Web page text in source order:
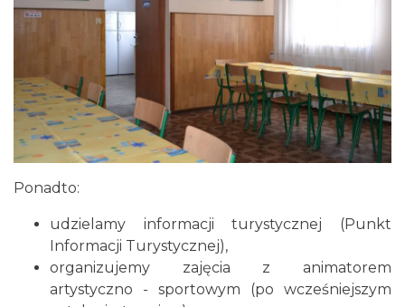
Ponadto:
udzielamy informacji turystycznej (Punkt
Informacji Turystycznej),
organizujemy zajęcia z animatorem
artystyczno - sportowym (po wcześniejszym